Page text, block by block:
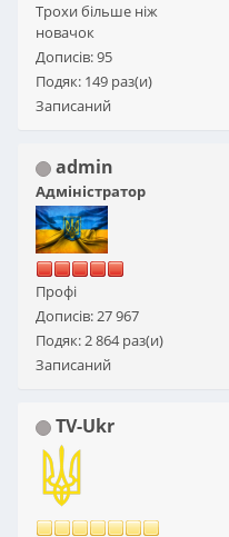
Трохи більше ніж
новачок
Дописів: 95
Подяк: 149 раз(и)
Записаний
admin
Адміністратор
Профі
Дописів: 27 967
Подяк: 2 864 раз(и)
Записаний
TV-Ukr